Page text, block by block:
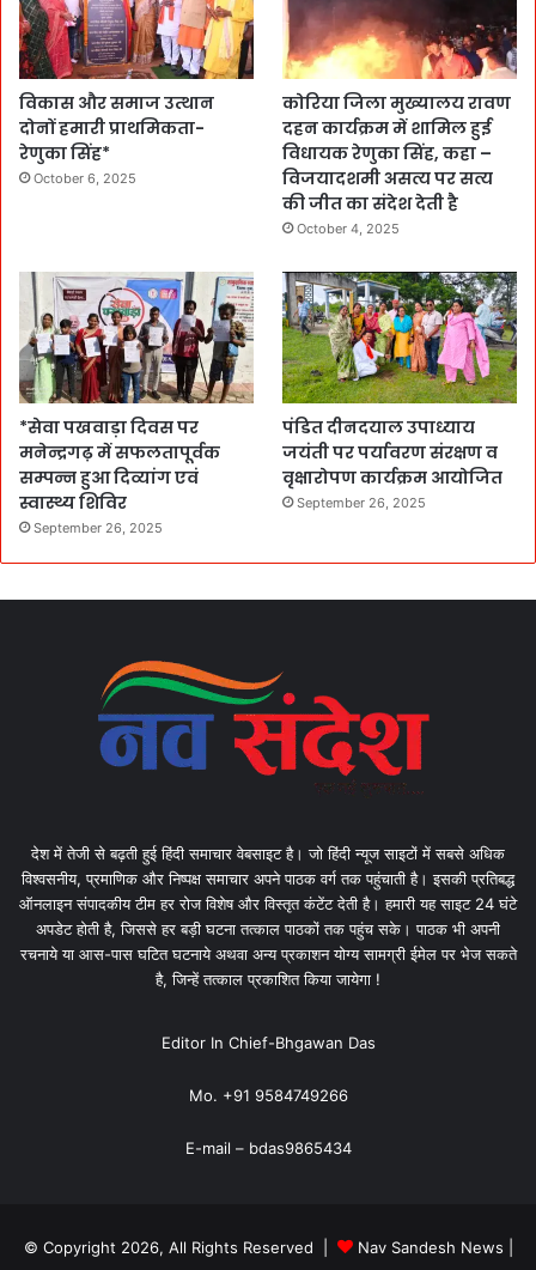
विकास और समाज उत्थान
दोनों हमारी प्राथमिकता-
रेणुका सिंह*
October 6, 2025
कोरिया जिला मुख्यालय रावण
दहन कार्यक्रम में शामिल हुई
विधायक रेणुका सिंह, कहा –
विजयादशमी असत्य पर सत्य
की जीत का संदेश देती है
October 4, 2025
*सेवा पखवाड़ा दिवस पर
मनेन्द्रगढ़ में सफलतापूर्वक
सम्पन्न हुआ दिव्यांग एवं
स्वास्थ्य शिविर
September 26, 2025
पंडित दीनदयाल उपाध्याय
जयंती पर पर्यावरण संरक्षण व
वृक्षारोपण कार्यक्रम आयोजित
September 26, 2025
देश में तेजी से बढ़ती हुई हिंदी समाचार वेबसाइट है। जो हिंदी न्यूज साइटों में सबसे अधिक
विश्वसनीय, प्रमाणिक और निष्पक्ष समाचार अपने पाठक वर्ग तक पहुंचाती है। इसकी प्रतिबद्ध
ऑनलाइन संपादकीय टीम हर रोज विशेष और विस्तृत कंटेंट देती है। हमारी यह साइट 24 घंटे
अपडेट होती है, जिससे हर बड़ी घटना तत्काल पाठकों तक पहुंच सके। पाठक भी अपनी
रचनाये या आस-पास घटित घटनाये अथवा अन्य प्रकाशन योग्य सामग्री ईमेल पर भेज सकते
है, जिन्हें तत्काल प्रकाशित किया जायेगा !
Editor In Chief-Bhgawan Das
Mo. +91 9584749266
E-mail – bdas9865434
© Copyright 2026, All Rights Reserved | Nav Sandesh News